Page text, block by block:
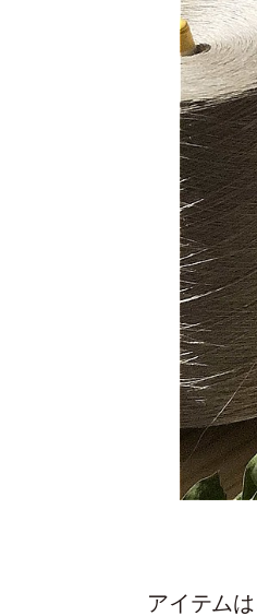
アイテム